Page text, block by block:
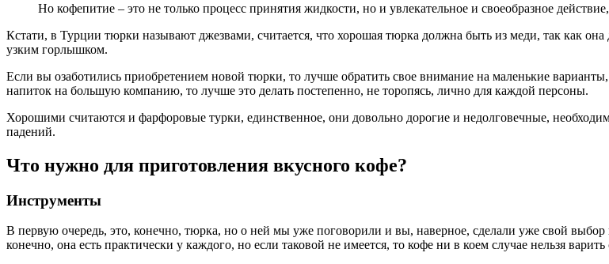
Но кофепитие – это не только процесс принятия жидкости, но и увлекательное и своеобразное
Кстати, в Турции тюрки называют джезвами, считается, что хорошая тюрка должна быть из меди, так как
узким горлышком.
Если вы озаботились приобретением новой тюрки, то лучше обратить свое внимание на маленькие
напиток на большую компанию, то лучше это делать постепенно, не торопясь, лично для каждой персоны.
Хорошими считаются и фарфоровые турки, единственное, они довольно дорогие и недолговечные,
падений.
Что нужно для приготовления вкусного кофе?
Инструменты
В первую очередь, это, конечно, тюрка, но о ней мы уже поговорили и вы, наверное, сделали уже свой
конечно, она есть практически у каждого, но если таковой не имеется, то кофе ни в коем случае нельзя